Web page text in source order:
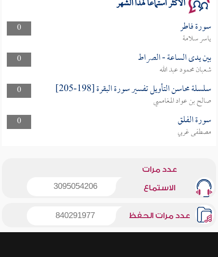
الأكثر استماعا لهذا الشهر
0 سورة فاطر
ياسر سلامة
0
بين يدى الساعة - الصراط
شعبان محمود عبد الله
0
سلسلة محاسن التأويل تفسير سورة البقرة [198-205]
صالح بن عواد المغامسي
0
سورة الفلق
مصطفى غربي
عدد مرات
الاستماع 3095054206
عدد مرات الحفظ 840291977